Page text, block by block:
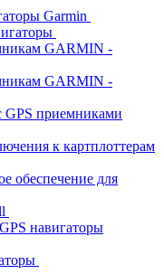
Garmin
GARMIN -
GARMIN -
GPS приемниками
к картплоттерам
обеспечение для
навигаторы